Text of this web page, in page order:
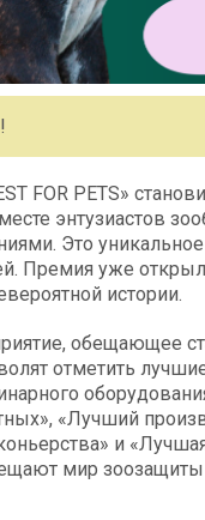
FOR PETS»
энтузиастов
Это
Премия уже
истории.
обещающее
отметить
«Лучший
и
мир